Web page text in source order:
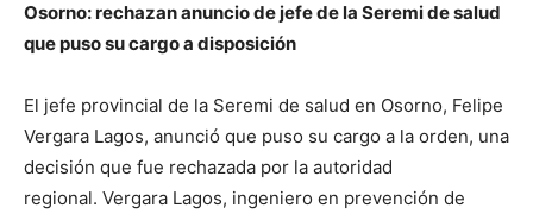
Osorno: rechazan anuncio de jefe de la Seremi de salud
que puso su cargo a disposición
El jefe provincial de la Seremi de salud en Osorno, Felipe
Vergara Lagos, anunció que puso su cargo a la orden, una
decisión que fue rechazada por la autoridad
regional. Vergara Lagos, ingeniero en prevención de